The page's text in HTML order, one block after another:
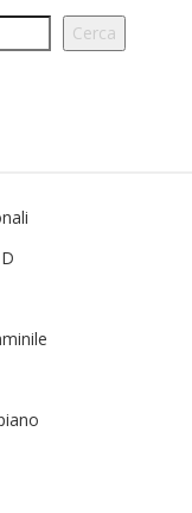
Cerca